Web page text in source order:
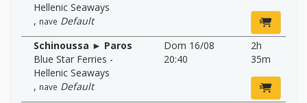
Hellenic Seaways
, nave Default
Schinoussa ► Paros
Blue Star Ferries -
Hellenic Seaways
, nave Default
Dom 16/08
20:40
2h
35m